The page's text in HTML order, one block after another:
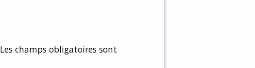
Les champs obligatoires sont